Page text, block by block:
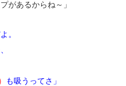
があるからね～」
。
も吸うってさ」